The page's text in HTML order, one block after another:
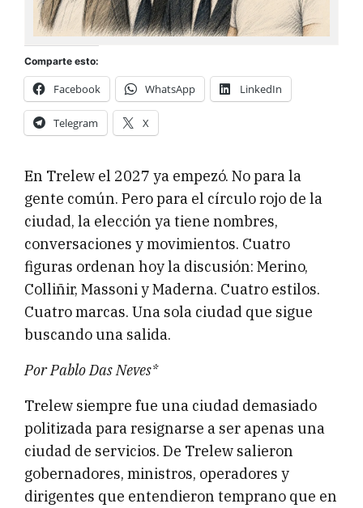
Comparte esto:
Facebook WhatsApp LinkedIn
Telegram X
En Trelew el 2027 ya empezó. No para la
gente común. Pero para el círculo rojo de la
ciudad, la elección ya tiene nombres,
conversaciones y movimientos. Cuatro
figuras ordenan hoy la discusión: Merino,
Colliñir, Massoni y Maderna. Cuatro estilos.
Cuatro marcas. Una sola ciudad que sigue
buscando una salida.
Por Pablo Das Neves*
Trelew siempre fue una ciudad demasiado
politizada para resignarse a ser apenas una
ciudad de servicios. De Trelew salieron
gobernadores, ministros, operadores y
dirigentes que entendieron temprano que en